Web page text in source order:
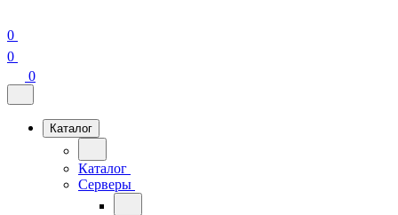
0
0
0
Каталог
Каталог
Серверы